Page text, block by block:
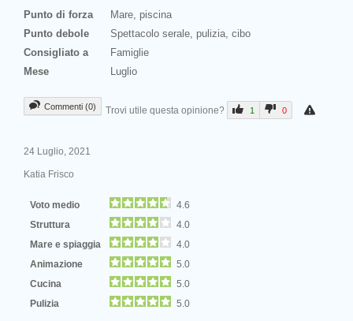
Punto di forza
Mare, piscina
Punto debole
Spettacolo serale, pulizia, cibo
Consigliato a
Famiglie
Mese
Luglio
Commenti (0) Trovi utile questa opinione? 1 0
24 Luglio, 2021
Katia Frisco
Voto medio
4.6
Struttura
4.0
Mare e spiaggia
4.0
Animazione
5.0
Cucina
5.0
Pulizia
5.0